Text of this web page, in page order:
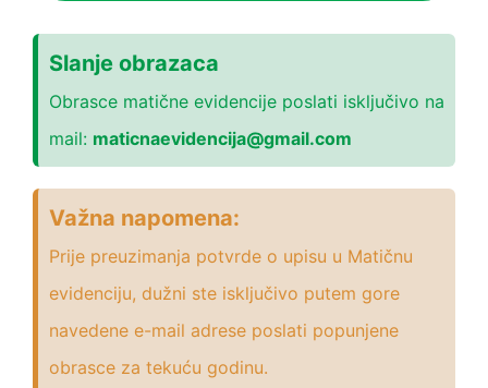
Slanje obrazaca
Obrasce matične evidencije poslati isključivo na
mail: maticnaevidencija@gmail.com
Važna napomena:
Prije preuzimanja potvrde o upisu u Matičnu
evidenciju, dužni ste isključivo putem gore
navedene e-mail adrese poslati popunjene
obrasce za tekuću godinu.